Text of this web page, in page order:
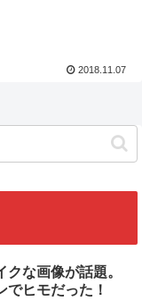
2018.11.07
な画像が話題。
でヒモだった！